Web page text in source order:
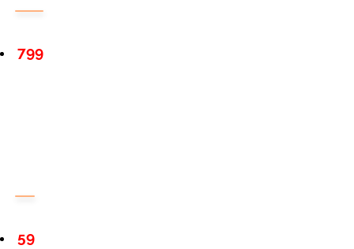
799
59